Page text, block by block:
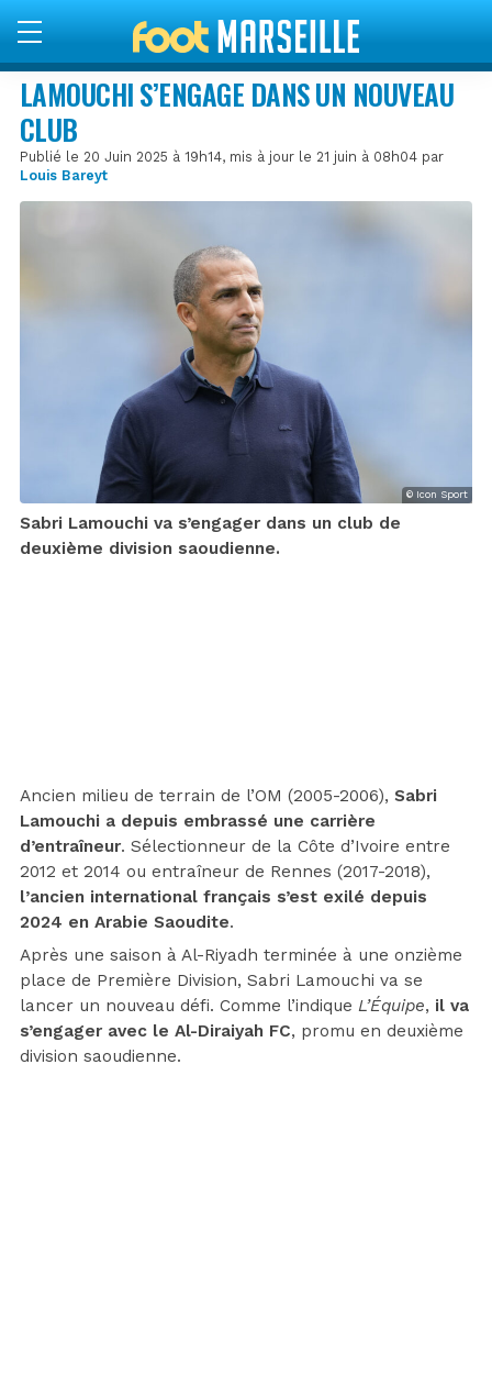
LAMOUCHI S’ENGAGE DANS UN NOUVEAU
CLUB
Publié le 20 Juin 2025 à 19h14, mis à jour le 21 juin à 08h04 par
Louis Bareyt
© Icon Sport
Sabri Lamouchi va s’engager dans un club de
deuxième division saoudienne.
Ancien milieu de terrain de l’OM (2005-2006), Sabri
Lamouchi a depuis embrassé une carrière
d’entraîneur. Sélectionneur de la Côte d’Ivoire entre
2012 et 2014 ou entraîneur de Rennes (2017-2018),
l’ancien international français s’est exilé depuis
2024 en Arabie Saoudite.
Après une saison à Al-Riyadh terminée à une onzième
place de Première Division, Sabri Lamouchi va se
lancer un nouveau défi. Comme l’indique L’Équipe, il va
s’engager avec le Al-Diraiyah FC, promu en deuxième
division saoudienne.